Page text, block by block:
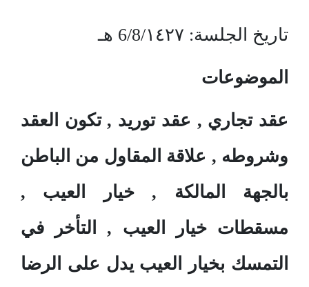
تاريخ الجلسة: 6/8/١٤٢٧ هـ
الموضوعات
عقد تجاري , عقد توريد , تكون العقد
وشروطه , علاقة المقاول من الباطن
بالجهة المالكة , خيار العيب ,
مسقطات خيار العيب , التأخر في
التمسك بخيار العيب يدل على الرضا